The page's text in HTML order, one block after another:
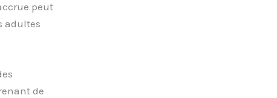
peut
adultes
de